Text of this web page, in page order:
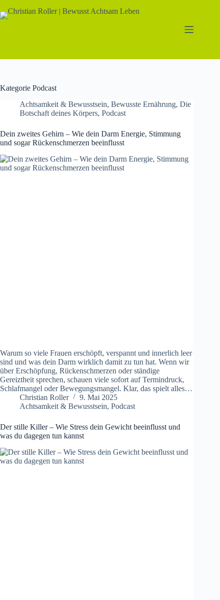
Inhalt
springen
Kategorie Podcast
Achtsamkeit & Bewusstsein, Bewusste Ernährung, Die
Botschaft deines Körpers, Podcast
Dein zweites Gehirn – Wie dein Darm Energie, Stimmung
und sogar Rückenschmerzen beeinflusst
Warum so viele Frauen erschöpft, verspannt und innerlich leer
sind und was dein Darm wirklich damit zu tun hat. Wenn wir
über Erschöpfung, Rückenschmerzen oder ständige
Gereiztheit sprechen, schauen viele sofort auf Termindruck,
Schlafmangel oder Bewegungsmangel. Klar, das spielt alles…
Christian Roller
9. Mai 2025
Achtsamkeit & Bewusstsein, Podcast
Der stille Killer – Wie Stress dein Gewicht beeinflusst und
was du dagegen tun kannst